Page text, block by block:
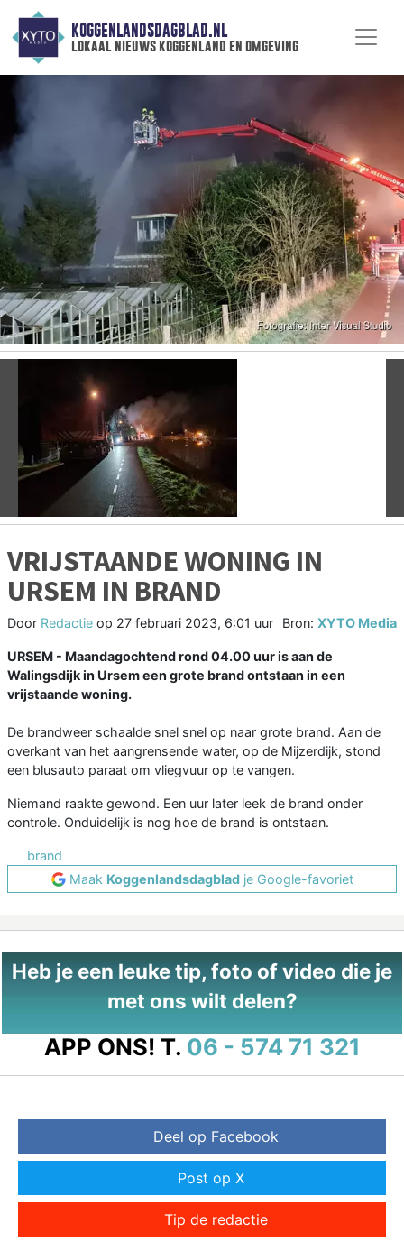
KOGGENLANDSDAGBLAD.NL
lokaal nieuws koggenland en omgeving
Vorige
VRIJSTAANDE WONING IN
URSEM IN BRAND
Door Redactie op 27 februari 2023, 6:01 uur Bron: XYTO Media
URSEM - Maandagochtend rond 04.00 uur is aan de
Walingsdijk in Ursem een grote brand ontstaan in een
vrijstaande woning.
De brandweer schaalde snel snel op naar grote brand. Aan de
overkant van het aangrensende water, op de Mijzerdijk, stond
een blusauto paraat om vliegvuur op te vangen.
Niemand raakte gewond. Een uur later leek de brand onder
controle. Onduidelijk is nog hoe de brand is ontstaan.
brand
Maak Koggenlandsdagbladje Google-favoriet
Heb je een leuke tip, foto of video die je
met ons wilt delen?
APP ONS! T. 06 - 574 71 321
Deel op Facebook
Post op X
Tip de redactie